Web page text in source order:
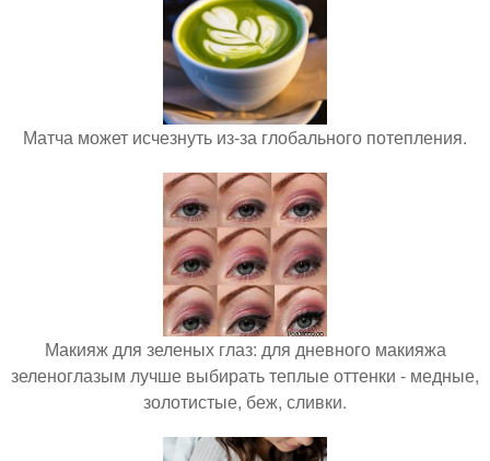
Матча может исчезнуть из-за глобального потепления.
Макияж для зеленых глаз: для дневного макияжа
зеленоглазым лучше выбирать теплые оттенки - медные,
золотистые, беж, сливки.